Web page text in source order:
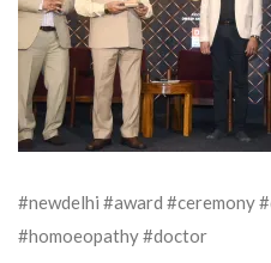
#newdelhi #award #ceremony
#homoeopathy #doctor